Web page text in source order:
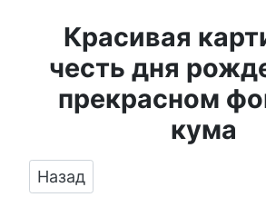
Красивая
честь дня
прекрасном
кума
Предыдущий:
Назад